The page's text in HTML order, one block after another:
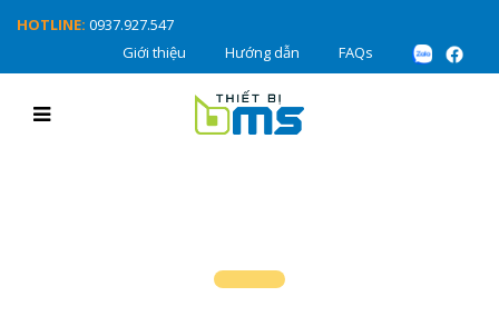
HOTLINE: 0937.927.547
Giới thiệu
Hướng dẫn FAQs